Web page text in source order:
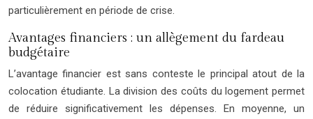
particulièrement en période de crise.
Avantages financiers : un allègement du fardeau
budgétaire
L’avantage financier est sans conteste le principal atout de la
colocation étudiante. La division des coûts du logement permet
de réduire significativement les dépenses. En moyenne, un